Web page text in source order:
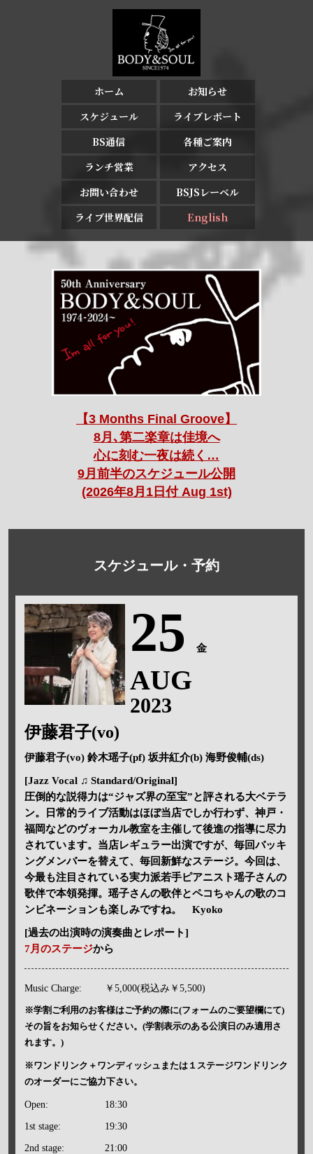
ホーム
お知らせ
スケジュール
ライブレポート
BS通信
各種ご案内
ランチ営業
アクセス
お問い合わせ
BSJSレーベル
ライブ世界配信
English
【3 Months Final Groove】
8月､第二楽章は佳境へ
心に刻む一夜は続く…
9月前半のスケジュール公開
(2026年8月1日付 Aug 1st)
スケジュール・予約
25 金
AUG
2023
伊藤君子(vo)
伊藤君子(vo) 鈴木瑶子(pf) 坂井紅介(b) 海野俊輔(ds)
[Jazz Vocal ♫ Standard/Original]
圧倒的な説得力は“ジャズ界の至宝”と評される大ベテラ
ン。日常的ライブ活動はほぼ当店でしか行わず、神戸・
福岡などのヴォーカル教室を主催して後進の指導に尽力
されています。当店レギュラー出演ですが、毎回バッキ
ングメンバーを替えて、毎回新鮮なステージ。今回は、
今最も注目されている実力派若手ピアニスト瑶子さんの
歌伴で本領発揮。瑶子さんの歌伴とペコちゃんの歌のコ
ンビネーションも楽しみですね。 Kyoko
[過去の出演時の演奏曲とレポート]
7月のステージから
Music Charge: ￥5,000(税込み￥5,500)
※学割ご利用のお客様はご予約の際に(フォームのご要望欄にて)
その旨をお知らせください。(学割表示のある公演日のみ適用さ
れます。)
※ワンドリンク＋ワンディッシュまたは１ステージワンドリンク
のオーダーにご協力下さい。
Open: 18:30
1st stage: 19:30
2nd stage: 21:00